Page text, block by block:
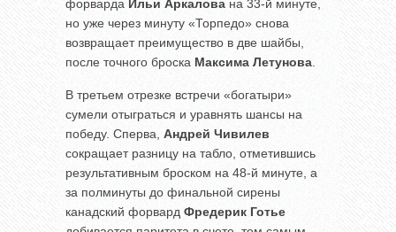
форварда Ильи Аркалова на 33-й минуте,
но уже через минуту «Торпедо» снова
возвращает преимущество в две шайбы,
после точного броска Максима Летунова
В третьем отрезке встречи «богатыри»
сумели отыграться и уравнять шансы на
победу. Сперва, Андрей Чивилев
сокращает разницу на табло, отметившись
результативным броском на 48-й минуте, а
за полминуты до финальной сирены
канадский форвард Фредерик Готье